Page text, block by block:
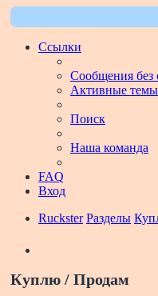
Ссылки
Сообщения без
Активные темы
Поиск
Наша команда
FAQ
Вход
Ruckster Разделы
Куплю / Продам